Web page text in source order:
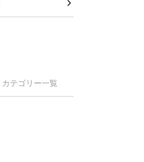
カテゴリー一覧